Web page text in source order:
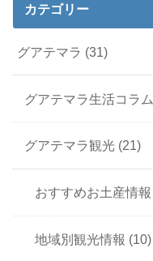
カテゴリー
グアテマラ (31)
グアテマラ生活コラム
グアテマラ観光 (21)
おすすめお土産情報
地域別観光情報 (10)